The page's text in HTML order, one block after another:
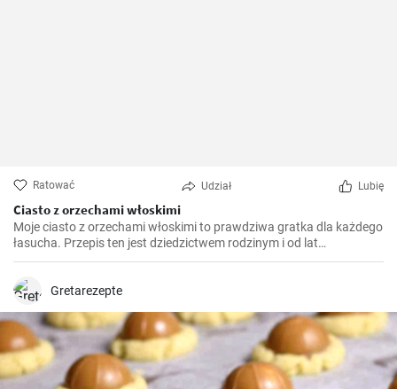
Ratować Udział Lubię
Ciasto z orzechami włoskimi
Moje ciasto z orzechami włoskimi to prawdziwa gratka dla każdego
łasucha. Przepis ten jest dziedzictwem rodzinym i od lat
przygotowuję go na różne okazje, niezależnie od pory roku. To
Jest również idealnym połączeniem chrupiących orzechów
Gretarezepte